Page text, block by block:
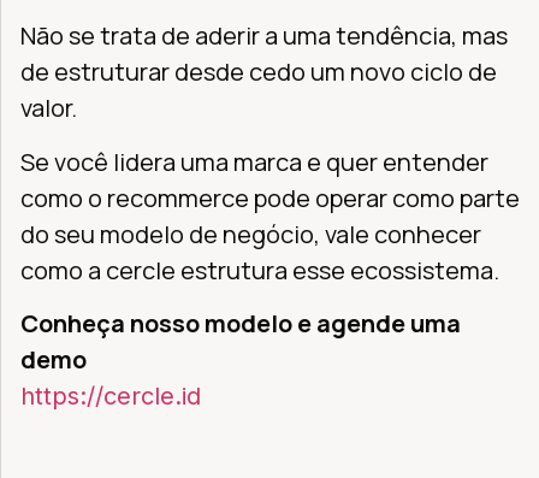
Não se trata de aderir a uma tendência, mas
de estruturar desde cedo um novo ciclo de
valor.
Se você lidera uma marca e quer entender
como o recommerce pode operar como parte
do seu modelo de negócio, vale conhecer
como a cercle estrutura esse ecossistema.
Conheça nosso modelo e agende uma
demo
https://cercle.id